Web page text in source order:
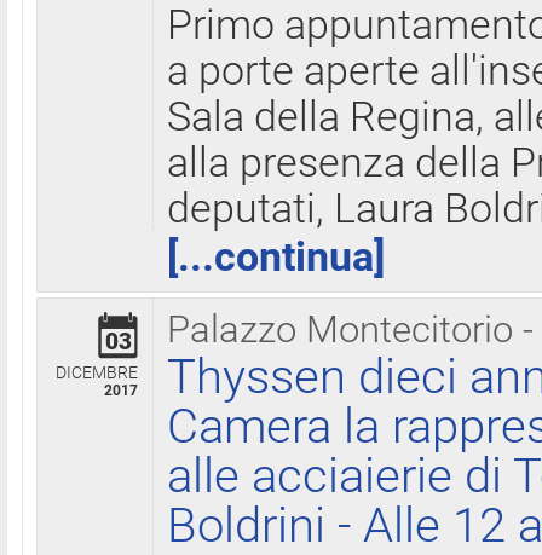
Primo
a porte aperte
Sala della Regina,
alla presenza della
deputati, Laura
[...continua]
Palazzo Montecitorio
03
DICEMBRE
2017
Thyssen dieci
Camera la
alle acciaierie di
Boldrini - Alle 12